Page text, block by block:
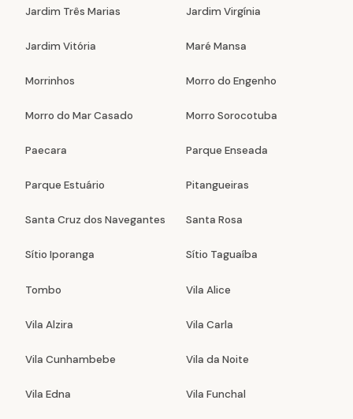
Jardim Três Marias Jardim Virgínia
Jardim Vitória Maré Mansa
Morrinhos Morro do Engenho
Morro do Mar Casado Morro Sorocotuba
Paecara Parque Enseada
Parque Estuário Pitangueiras
Santa Cruz dos Navegantes Santa Rosa
Sítio Iporanga Sítio Taguaíba
Tombo Vila Alice
Vila Alzira Vila Carla
Vila Cunhambebe Vila da Noite
Vila Edna Vila Funchal